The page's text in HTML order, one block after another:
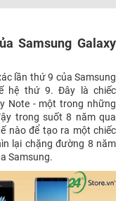
Samsung Galaxy
lần thứ 9 của Samsung
hệ thứ 9. Đây là chiếc
Note - một trong những
trong suốt 8 năm qua
nào để tạo ra một chiếc
lại chặng đường 8 năm
Samsung.